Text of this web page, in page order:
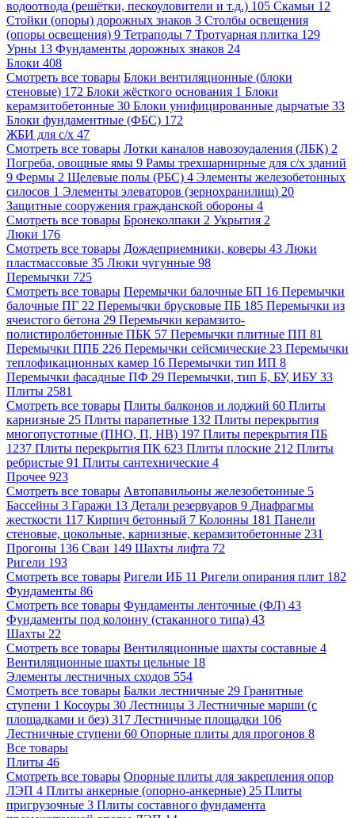
водоотвода (решётки, пескоуловители и т.д.) 105 Скамьи 12
Стойки (опоры) дорожных знаков 3 Столбы освещения
(опоры освещения) 9 Тетраподы 7 Тротуарная плитка 129
Урны 13 Фундаменты дорожных знаков 24
Блоки 408
Смотреть все товары Блоки вентиляционные (блоки
стеновые) 172 Блоки жёсткого основания 1 Блоки
керамзитобетонные 30 Блоки унифицированные дырчатые 33
Блоки фундаментные (ФБС) 172
ЖБИ для с/х 47
Смотреть все товары Лотки каналов навозоудаления (ЛБК) 2
Погреба, овощные ямы 9 Рамы трехшарнирные для с/х зданий
9 Фермы 2 Щелевые полы (РБС) 4 Элементы железобетонных
силосов 1 Элементы элеваторов (зернохранилищ) 20
Защитные сооружения гражданской обороны 4
Смотреть все товары Бронеколпаки 2 Укрытия 2
Люки 176
Смотреть все товары Дождеприемники, коверы 43 Люки
пластмассовые 35 Люки чугунные 98
Перемычки 725
Смотреть все товары Перемычки балочные БП 16 Перемычки
балочные ПГ 22 Перемычки брусковые ПБ 185 Перемычки из
ячеистого бетона 29 Перемычки керамзито-
полистиролбетонные ПБК 57 Перемычки плитные ПП 81
Перемычки ППБ 226 Перемычки сейсмические 23 Перемычки
теплофикационных камер 16 Перемычки тип ИП 8
Перемычки фасадные ПФ 29 Перемычки, тип Б, БУ, ИБУ 33
Плиты 2581
Смотреть все товары Плиты балконов и лоджий 60 Плиты
карнизные 25 Плиты парапетные 132 Плиты перекрытия
многопустотные (ПНО, П, НВ) 197 Плиты перекрытия ПБ
1237 Плиты перекрытия ПК 623 Плиты плоские 212 Плиты
ребристые 91 Плиты сантехнические 4
Прочее 923
Смотреть все товары Автопавильоны железобетонные 5
Бассейны 3 Гаражи 13 Детали резервуаров 9 Диафрагмы
жесткости 117 Кирпич бетонный 7 Колонны 181 Панели
стеновые, цокольные, карнизные, керамзитобетонные 231
Прогоны 136 Сваи 149 Шахты лифта 72
Ригели 193
Смотреть все товары Ригели ИБ 11 Ригели опирания плит 182
Фундаменты 86
Смотреть все товары Фундаменты ленточные (ФЛ) 43
Фундаменты под колонну (стаканного типа) 43
Шахты 22
Смотреть все товары Вентиляционные шахты составные 4
Вентиляционные шахты цельные 18
Элементы лестничных сходов 554
Смотреть все товары Балки лестничные 29 Гранитные
ступени 1 Косоуры 30 Лестницы 3 Лестничные марши (с
площадками и без) 317 Лестничные площадки 106
Лестничные ступени 60 Опорные плиты для прогонов 8
Все товары
Плиты 46
Смотреть все товары Опорные плиты для закрепления опор
ЛЭП 4 Плиты анкерные (опорно-анкерные) 25 Плиты
пригрузочные 3 Плиты составного фундамента